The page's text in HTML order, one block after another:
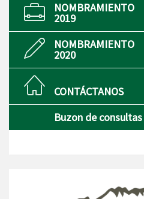
NOMBRAMIENTO
2019
NOMBRAMIENTO
2020
CONTÁCTANOS
Buzon de consultas